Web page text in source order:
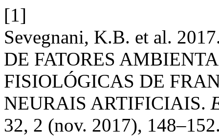
[1]
Sevegnani, K.B. et al.
DE FATORES
FISIOLÓGICAS DE
NEURAIS ARTIFICIAIS.
32, 2 (nov. 2017),